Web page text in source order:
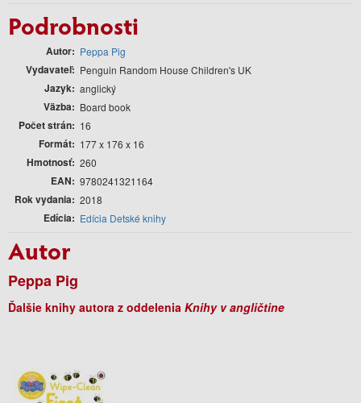
Podrobnosti
Autor Peppa Pig
Vydavateľ Penguin Random House Children's UK
Jazyk anglický
Väzba Board book
Počet strán 16
Formát 177 x 176 x 16
Hmotnosť 260
EAN 9780241321164
Rok vydania 2018
Edícia Edícia Detské knihy
Autor
Peppa Pig
Ďalšie knihy autora z oddelenia Knihy v angličtine